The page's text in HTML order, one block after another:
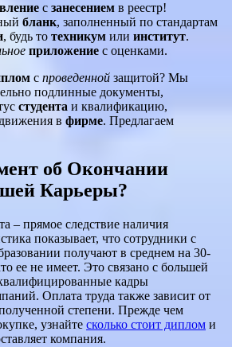
с занесением в реестр!
бланк, заполненный по стандартам
, будь то техникум или институт.
приложение с оценками.
с проведенной защитой? Мы
подлинные документы,
студента и квалификацию,
в фирме. Предлагаем
об Окончании
Карьеры?
– прямое следствие наличия
показывает, что сотрудники с
получают в среднем на 30-
ее не имеет. Это связано с большей
кадры
Оплата труда также зависит от
степени. Прежде чем
узнайте сколько стоит диплом и
компания.